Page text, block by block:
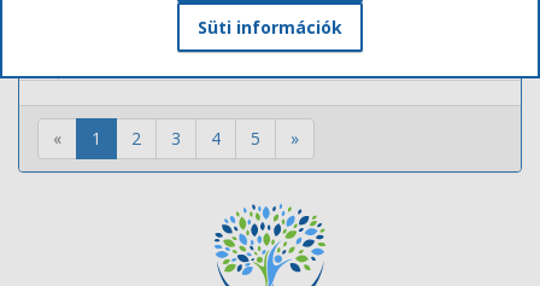
Waldorf Óvoda, Általános Iskola és Gimnázium és
Sója Miklós Görögkatólikus Óvoda és Általános Iskola
« 1 2 3 4 5 »
Süti információk